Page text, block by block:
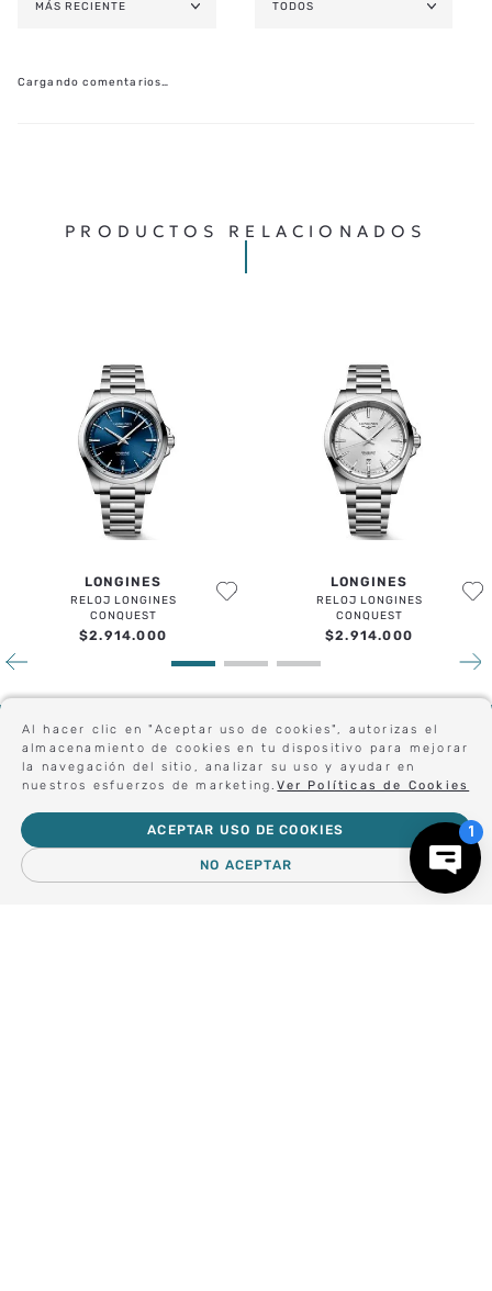
Al hacer clic en "Aceptar uso de cookies", autorizas el
almacenamiento de cookies en tu dispositivo para mejorar
la navegación del sitio, analizar su uso y ayudar en
nuestros esfuerzos de marketing.Ver Políticas de Cookies
NO ACEPTAR
ACEPTAR USO DE COOKIES
MÁS RECIENTE TODOS
Cargando comentarios…
PRODUCTOS RELACIONADOS
LONGINES
RELOJ LONGINES
CONQUEST
$2.914.000
LONGINES
RELOJ LONGINES
CONQUEST
$2.914.000
Sé el primero en conocer nuestras novedades:
Forma parte de nuestros clientes exclusivos.